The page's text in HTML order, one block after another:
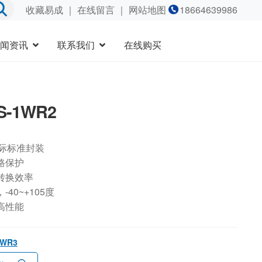
收藏易成｜ 在线留言｜ 网站地图 18664639986
资讯 联系我们 在线购买
1WR2
标准封装
保护
换效率
-40~+105度
性能